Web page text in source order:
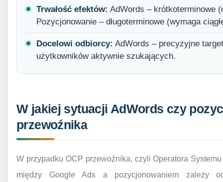
Trwałość efektów: AdWords – krótkoterminowe
Pozycjonowanie – długoterminowe (wymaga
Docelowi odbiorcy: AdWords – precyzyjne
użytkowników aktywnie szukających.
W jakiej sytuacji AdWords czy
przewoźnika
W przypadku OCP przewoźnika, czyli Operatora
między Google Ads a pozycjonowaniem zależy